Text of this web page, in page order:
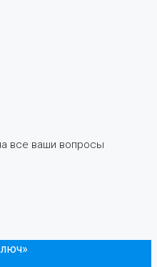
все ваши вопросы